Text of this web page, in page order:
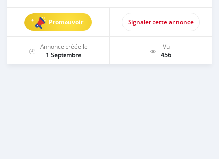
Promouvoir Signaler cette annonce
Annonce créée le
1 Septembre
Vu
456